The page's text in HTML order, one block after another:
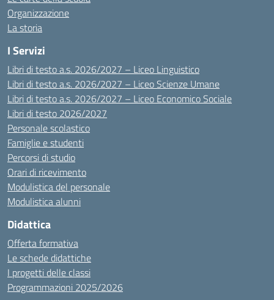
Organizzazione
La storia
I Servizi
Libri di testo a.s. 2026/2027 – Liceo Linguistico
Libri di testo a.s. 2026/2027 – Liceo Scienze Umane
Libri di testo a.s. 2026/2027 – Liceo Economico Sociale
Libri di testo 2026/2027
Personale scolastico
Famiglie e studenti
Percorsi di studio
Orari di ricevimento
Modulistica del personale
Modulistica alunni
Didattica
Offerta formativa
Le schede didattiche
I progetti delle classi
Programmazioni 2025/2026